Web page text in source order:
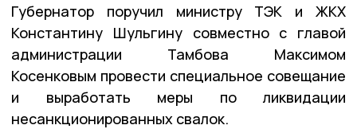
Губернатор поручил министру ТЭК и ЖКХ
Константину Шульгину совместно с главой
администрации Тамбова Максимом
Косенковым провести специальное совещание
и выработать меры по ликвидации
несанкционированных свалок.